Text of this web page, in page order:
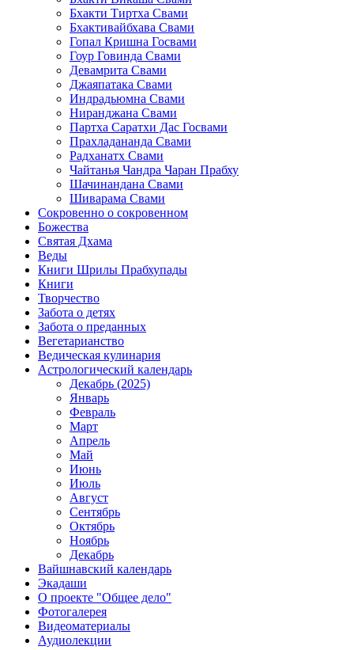
Бхакти Тиртха Свами
Бхактивайбхава Свами
Гопал Кришна Госвами
Гоур Говинда Свами
Девамрита Свами
Джаяпатака Свами
Индрадьюмна Свами
Ниранджана Свами
Партха Саратхи Дас Госвами
Прахладананда Свами
Радханатх Свами
Чайтанья Чандра Чаран Прабху
Шачинандана Свами
Шиварама Свами
Сокровенно о сокровенном
Божества
Святая Дхама
Веды
Книги Шрилы Прабхупады
Книги
Творчество
Забота о детях
Забота о преданных
Вегетарианство
Ведическая кулинария
Астрологический календарь
Декабрь (2025)
Январь
Февраль
Март
Апрель
Май
Июнь
Июль
Август
Сентябрь
Октябрь
Ноябрь
Декабрь
Вайшнавский календарь
Экадаши
О проекте "Общее дело"
Фотогалерея
Видеоматериалы
Аудиолекции